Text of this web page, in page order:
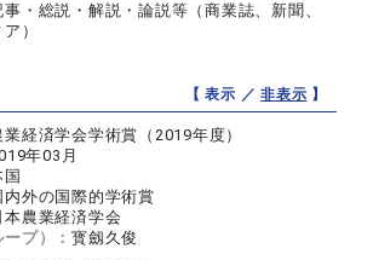
事・総説・解説・論説等（商業誌、新聞、
）
【 表示 ／非表示 】
業経済学会学術賞（2019年度）
年03月
国
内外の国際的学術賞
本農業経済学会
ープ）：寳劔久俊